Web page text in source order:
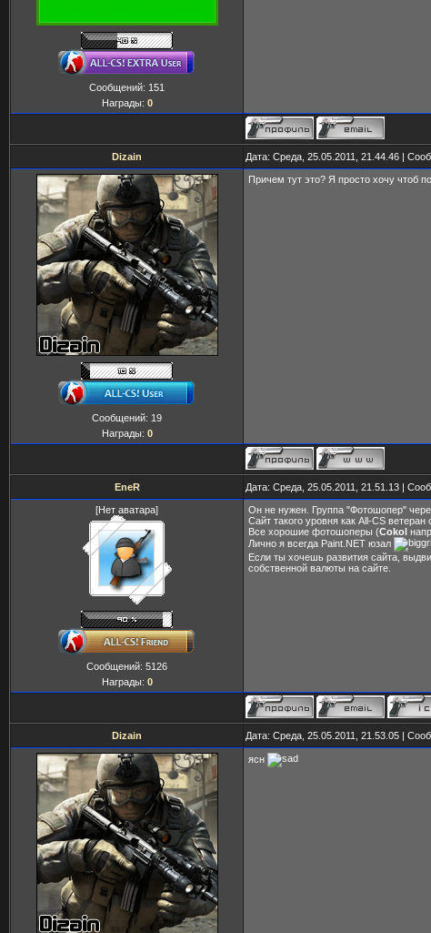
Сообщений: 151
Награды: 0
Dizain Дата: Среда, 25.05.2011, 21.44.46 |
Сообщений: 19
Награды: 0
Причем тут это? Я просто хочу чтоб
EneR Дата: Среда, 25.05.2011, 21.51.13 |
[Нет аватара]
Сообщений: 5126
Награды: 0
Он не нужен. Группа "Фотошопер"
Сайт такого уровня как All-CS
Все хорошие фотошоперы (Cokol
Лично я всегда Paint.NET юзал
Если ты хочешь развития сайта,
собственной валюты на сайте.
Dizain Дата: Среда, 25.05.2011, 21.53.05 |
ясн